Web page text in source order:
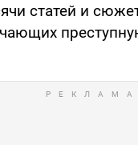
статей и